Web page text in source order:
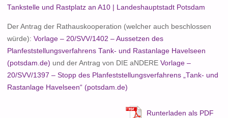
Tankstelle und Rastplatz an A10 | Landeshauptstadt Potsdam
Der Antrag der Rathauskooperation (welcher auch beschlossen
würde): Vorlage – 20/SVV/1402 – Aussetzen des
Planfeststellungsverfahrens Tank- und Rastanlage Havelseen
(potsdam.de) und der Antrag von DIE aNDERE Vorlage –
20/SVV/1397 – Stopp des Planfeststellungsverfahrens „Tank- und
Rastanlage Havelseen“ (potsdam.de)
Runterladen als PDF